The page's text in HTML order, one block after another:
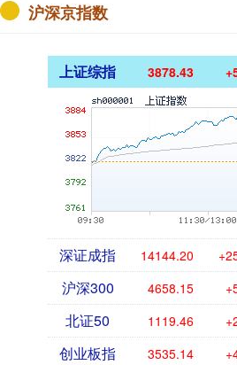
沪深京指数
上证综指 3878.43
深证成指 14144.20
沪深300 4658.15
北证50 1119.46
创业板指 3535.14